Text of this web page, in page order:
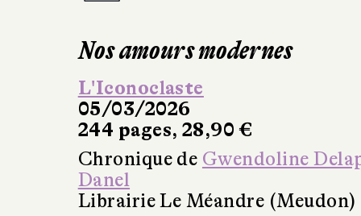
Nos amours modernes
L'Iconoclaste
05/03/2026
244 pages, 28,90 €
Chronique de Gwendoline
Danel
Librairie Le Méandre (Meudon)